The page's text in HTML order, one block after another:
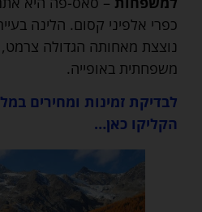
כפרי אלפיני קסום. הלינה
נוצצת מאחותה הגדולה צרמט,
משפחתית באופייה.
לבדיקת זמינות ומחירים
הקליקו כאן…